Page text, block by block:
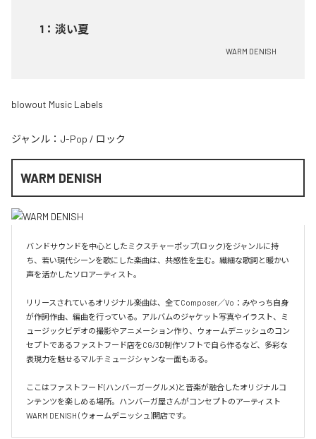
1 ： 淡い夏
WARM DENISH
blowout Music Labels
ジャンル： J-Pop / ロック
WARM DENISH
バンドサウンドを中心としたミクスチャーポップ(ロック)をジャンルに持
ち、若い現代シーンを歌にした楽曲は、共感性を生む。繊細な歌詞と暖かい
声を活かしたソロアーティスト。
リリースされているオリジナル楽曲は、全てComposer／Vo：みやっち自身
が作詞作曲、編曲を行っている。アルバムのジャケット写真やイラスト、ミ
ュージックビデオの撮影やアニメーション作り、ウォームデニッシュのコン
セプトであるファストフード店をCG/3D制作ソフトで自ら作るなど、多彩な
表現力を魅せるマルチミュージシャンな一面もある。
ここはファストフード(ハンバーガーグルメ)と音楽が融合したオリジナルコ
ンテンツを楽しめる場所。ハンバーガ屋さんがコンセプトのアーティスト
WARM DENISH (ウォームデニッシュ)開店です。